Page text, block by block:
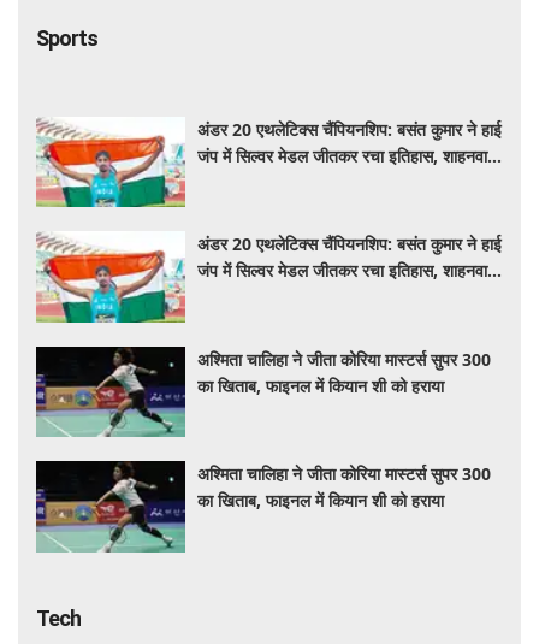
Sports
अंडर 20 एथलेटिक्स चैंपियनशिप: बसंत कुमार ने हाई
जंप में सिल्वर मेडल जीतकर रचा इतिहास, शाहनवाज
अंडर 20 एथलेटिक्स चैंपियनशिप: बसंत कुमार ने हाई
जंप में सिल्वर मेडल जीतकर रचा इतिहास, शाहनवाज
अश्मिता चालिहा ने जीता कोरिया मास्टर्स सुपर 300
का खिताब, फाइनल में कियान शी को हराया
अश्मिता चालिहा ने जीता कोरिया मास्टर्स सुपर 300
का खिताब, फाइनल में कियान शी को हराया
Tech